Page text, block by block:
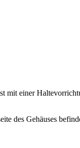
mit einer
des Gehäuses